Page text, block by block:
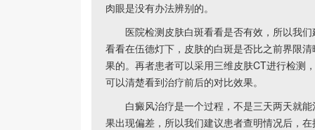
肉眼是没有办法辨别的。
医院检测皮肤白斑看看是否有效，所以我们
看看在伍德灯下，皮肤的白斑是否比之前界限
果的。再者患者可以采用三维皮肤CT进行检测
可以清楚看到治疗前后的对比效果。
白癜风治疗是一个过程，不是三天两天就能
果出现偏差，所以我们建议患者查明情况后，